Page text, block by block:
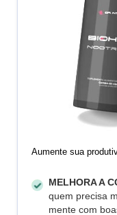
Aumente sua
MELHORA A
quem precisa
mente com